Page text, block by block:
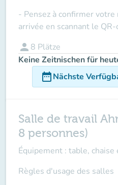
- Pensez à confirmer
arrivée en scannant le QR-
person 8 Plätze
Keine Zeitnischen für
date_rangeNächste
Salle de travail
8 personnes)
Équipement : table,
Règles d'usage des salles